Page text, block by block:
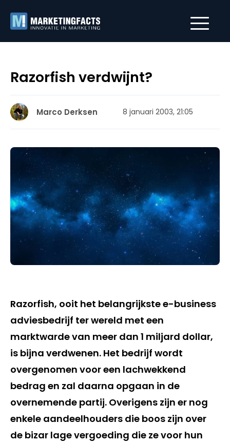
Razorfish verdwijnt?
Marco Derksen 8 januari 2003, 21:05
Razorfish, ooit het belangrijkste e-business
adviesbedrijf ter wereld met een
marktwarde van meer dan 1 miljard dollar,
is bijna verdwenen. Het bedrijf wordt
overgenomen voor een lachwekkend
bedrag en zal daarna opgaan in de
overnemende partij. Overigens zijn er nog
enkele aandeelhouders die boos zijn over
de bizar lage vergoeding die ze voor hun